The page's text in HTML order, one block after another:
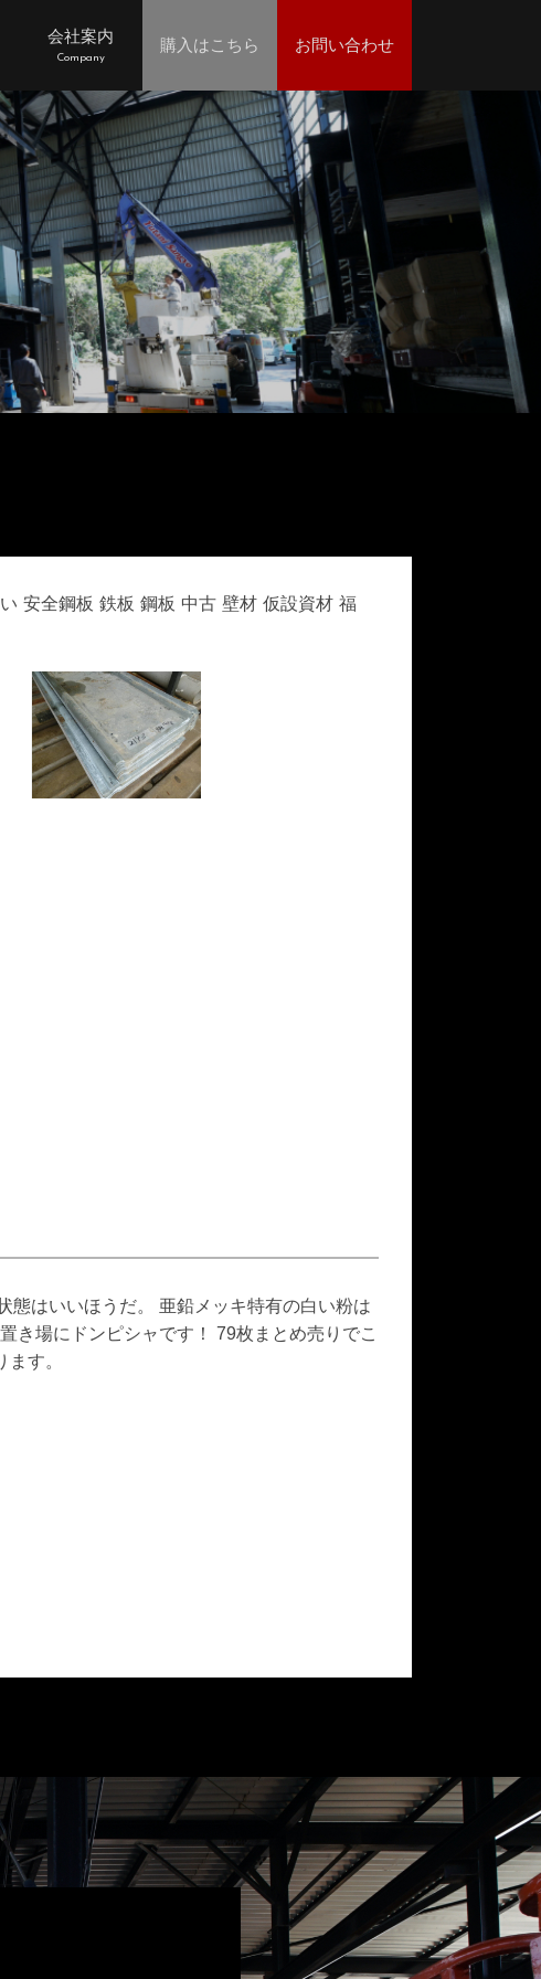
会社案内
Company
購入はこちら お問い合わせ
安全鋼板 鉄板 鋼板 中古 壁材 仮設資材 福
態はいいほうだ。 亜鉛メッキ特有の白い粉は
き場にドンピシャです！ 79枚まとめ売りでこ
す。